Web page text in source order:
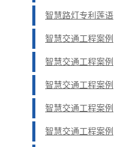
智慧路灯专利莲语
智慧交通工程案例
智慧交通工程案例
智慧交通工程案例
智慧交通工程案例
智慧交通工程案例